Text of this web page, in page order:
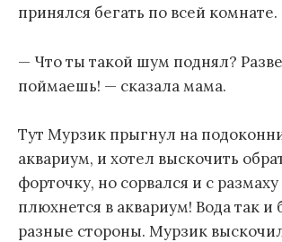
принялся бегать по всей комнате.
— Что ты такой шум поднял?
поймаешь! — сказала мама.
Тут Мурзик прыгнул на
аквариум, и хотел выскочить
форточку, но сорвался и с размаху
плюхнется в аквариум! Вода так и
разные стороны. Мурзик